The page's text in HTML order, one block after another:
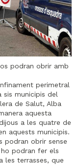
podran obrir amb
perimetral
sis municipis del
de Salut, Alba
aquesta
a les quatre de
aquests municipis.
podran obrir sense
podran fer els
les terrasses, que